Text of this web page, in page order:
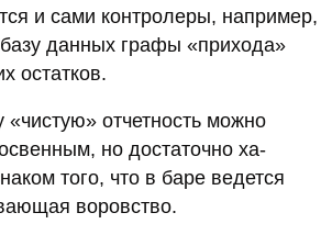
и сами контролеры, например,
данных графы «прихода»
остатков.
отчетность можно
но достаточно ха-
того, что в баре ведется
воровство.